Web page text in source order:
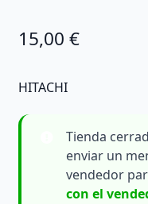
15,00 €
HITACHI
Tienda
enviar un
vendedor
con el